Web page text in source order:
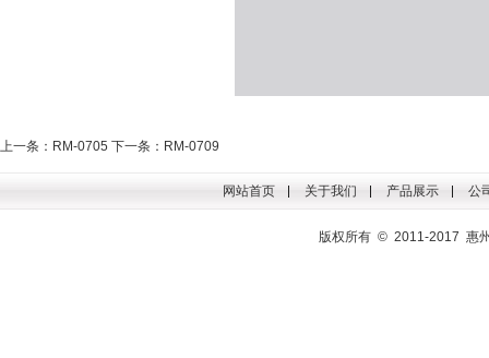
上一条：RM-0705 下一条：RM-0709
网站首页 关于我们 产品展示 公
版权所有 © 2011-2017 惠